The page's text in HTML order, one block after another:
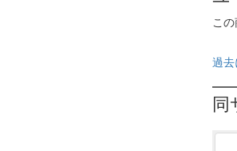
こ
過去
同